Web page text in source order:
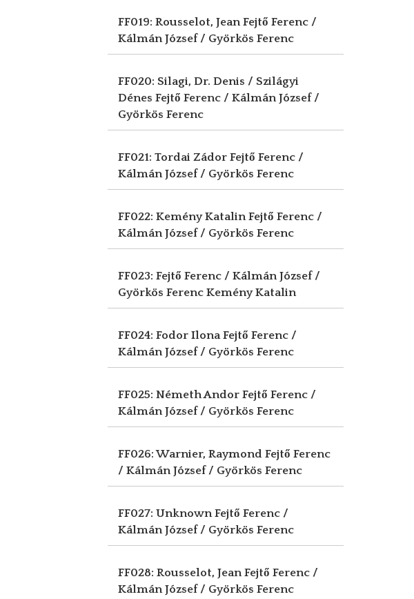
FF019: Rousselot, JeanFejtő Ferenc /
Kálmán József / Györkös Ferenc
FF020: Silagi, Dr. Denis / Szilágyi
Dénes Fejtő Ferenc / Kálmán József /
Györkös Ferenc
FF021: Tordai Zádor Fejtő Ferenc /
Kálmán József / Györkös Ferenc
FF022: Kemény KatalinFejtő Ferenc /
Kálmán József / Györkös Ferenc
FF023: Fejtő Ferenc / Kálmán József /
Györkös Ferenc Kemény Katalin
FF024: Fodor IlonaFejtő Ferenc /
Kálmán József / Györkös Ferenc
FF025: Németh Andor Fejtő Ferenc /
Kálmán József / Györkös Ferenc
FF026: Warnier, Raymond Fejtő Ferenc
/ Kálmán József / Györkös Ferenc
FF027: UnknownFejtő Ferenc /
Kálmán József / Györkös Ferenc
FF028: Rousselot, JeanFejtő Ferenc /
Kálmán József / Györkös Ferenc